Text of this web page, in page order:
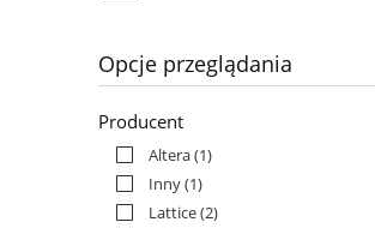
Opcje przeglądania
Producent
Altera(1)
Inny(1)
Lattice(2)